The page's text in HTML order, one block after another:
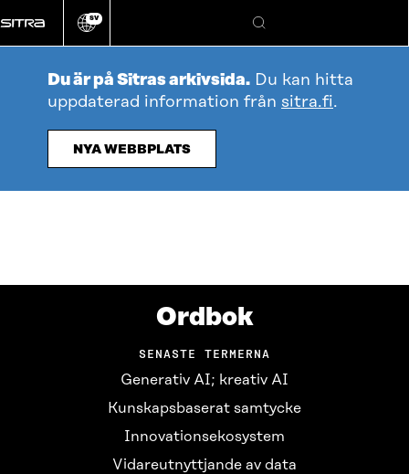
direkt
till
Ändra
språk
SV
Sök
Du är på Sitras arkivsida. Du kan hitta
uppdaterad information från sitra.fi.
NYA WEBBPLATS
Ordbok
SENASTE TERMERNA
Generativ AI; kreativ AI
Kunskapsbaserat samtycke
Innovationsekosystem
Vidareutnyttjande av data